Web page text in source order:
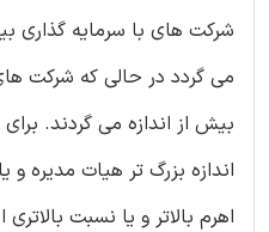
شرکت های با سرمایه گذاری
می گردد در حالی که شرکت های
بیش از اندازه می گردند.
اندازه بزرگ تر هیات مدیره
اهرم بالاتر و یا نسبت